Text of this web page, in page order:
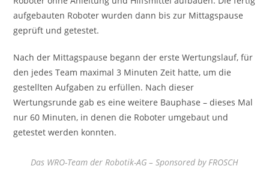
aufgebauten Roboter wurden dann bis zur Mittagspause
geprüft und getestet.
Nach der Mittagspause begann der erste Wertungslauf, für
den jedes Team maximal 3 Minuten Zeit hatte, um die
gestellten Aufgaben zu erfüllen. Nach dieser
Wertungsrunde gab es eine weitere Bauphase – dieses Mal
nur 60 Minuten, in denen die Roboter umgebaut und
getestet werden konnten.
Das WRO-Team der Robotik-AG – Sponsored by FROSCH